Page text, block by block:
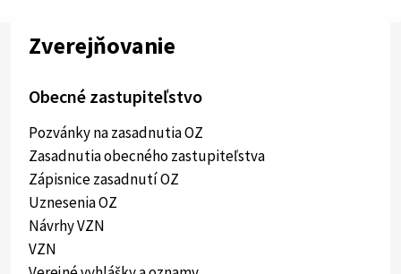
Zverejňovanie
Obecné zastupiteľstvo
Pozvánky na zasadnutia OZ
Zasadnutia obecného zastupiteľstva
Zápisnice zasadnutí OZ
Uznesenia OZ
Návrhy VZN
VZN